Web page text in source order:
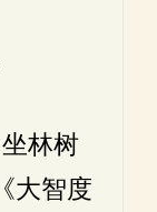
林树
大智度